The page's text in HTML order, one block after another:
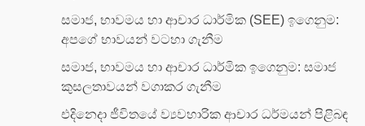
සමාජ, භාවමය හා ආචාර ධාර්මික (SEE) ඉගෙනුම:
අපගේ භාවයන් වටහා ගැනීම
සමාජ, භාවමය හා ආචාර ධාර්මික ඉගෙනුම: සමාජ
කුසලතාවයන් වගාකර ගැනීම
එදිනෙදා ජීවිතයේ ව්‍යවහාරික ආචාර ධර්මයන් පිළිබඳ